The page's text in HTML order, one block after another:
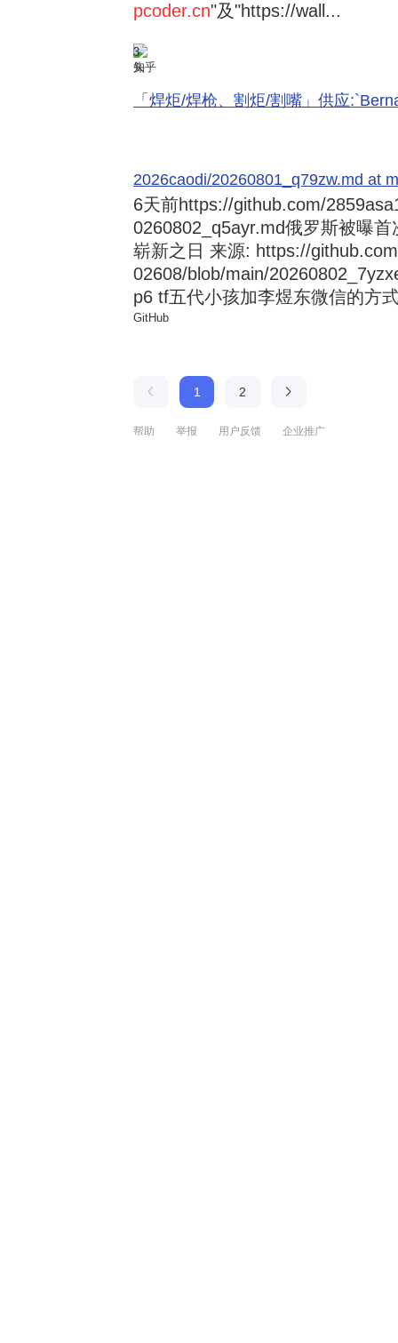
pcoder.cn"及"https://wall...
3
知乎
「焊炬/焊枪、割炬/割嘴」供应
2026caodi/20260801_q79zw.md at
6天前https://github.com/
0260802_q5ayr.md俄罗斯被曝
崭新之日 来源: https://
02608/blob/main/
p6 tf五代小孩加李煜东微信的方
GitHub
1 2
帮助 举报 用户反馈 企业推广